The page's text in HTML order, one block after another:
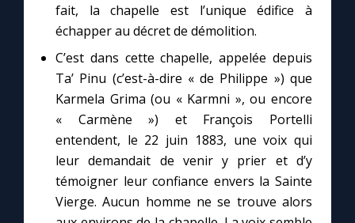
1000 Raisons de Croire
Chapelet pour le monde
Faire un don
Marie de Nazareth
fait, la chapelle est l’unique édifice à
échapper au décret de démolition.
C’est dans cette chapelle, appelée depuis
Ta’ Pinu (c’est-à-dire « de Philippe ») que
Karmela Grima (ou « Karmni », ou encore
« Carmène ») et François Portelli
entendent, le 22 juin 1883, une voix qui
leur demandait de venir y prier et d’y
témoigner leur confiance envers la Sainte
Vierge. Aucun homme ne se trouve alors